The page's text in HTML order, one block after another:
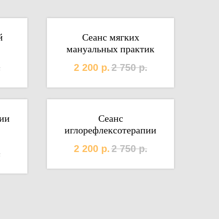
Сеанс мягких
мануальных практик
2 200 р.2 750 р.
Сеанс
иглорефлексотерапии
2 200 р.2 750 р.